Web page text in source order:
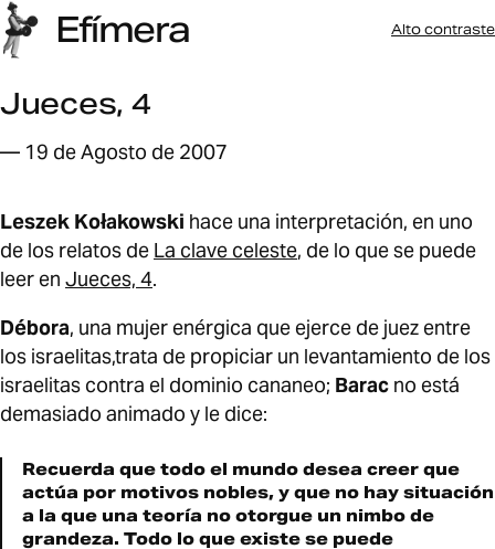
Efímera Alto contraste
Jueces, 4
— 19 de Agosto de 2007
Leszek Kołakowski hace una interpretación, en uno
de los relatos de La clave celeste, de lo que se puede
leer en Jueces, 4.
Débora, una mujer enérgica que ejerce de juez entre
los israelitas,trata de propiciar un levantamiento de los
israelitas contra el dominio cananeo; Barac no está
demasiado animado y le dice:
Recuerda que todo el mundo desea creer que
actúa por motivos nobles, y que no hay situación
a la que una teorí­a no otorgue un nimbo de
grandeza. Todo lo que existe se puede